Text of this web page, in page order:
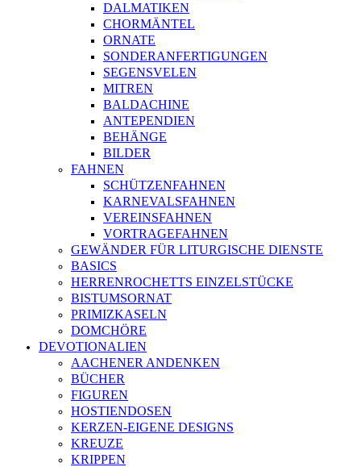
DALMATIKEN
CHORMÄNTEL
ORNATE
SONDERANFERTIGUNGEN
SEGENSVELEN
MITREN
BALDACHINE
ANTEPENDIEN
BEHÄNGE
BILDER
FAHNEN
SCHÜTZENFAHNEN
KARNEVALSFAHNEN
VEREINSFAHNEN
VORTRAGEFAHNEN
GEWÄNDER FÜR LITURGISCHE DIENSTE
BASICS
HERRENROCHETTS EINZELSTÜCKE
BISTUMSORNAT
PRIMIZKASELN
DOMCHÖRE
DEVOTIONALIEN
AACHENER ANDENKEN
BÜCHER
FIGUREN
HOSTIENDOSEN
KERZEN-EIGENE DESIGNS
KREUZE
KRIPPEN